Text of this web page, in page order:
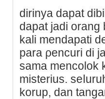
dirinya dapat
dapat jadi orang
kali mendapati
para ρencuri di
sama mencolok
misterius.
korup, dan